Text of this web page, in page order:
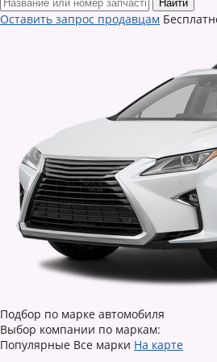
Найти
Оставить запрос продавцам
Подбор по марке автомобиля
Выбор компании по маркам:
Популярные Все марки На карте